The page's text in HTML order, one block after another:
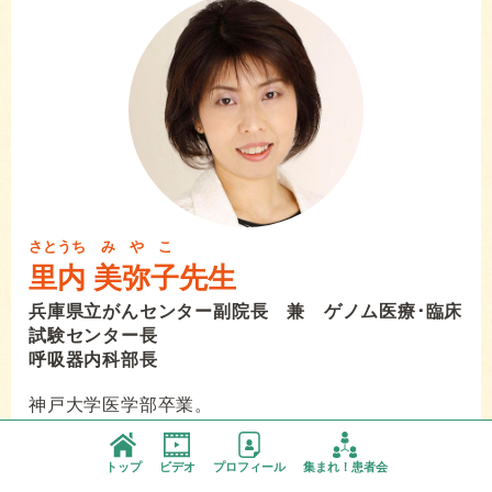
トップ ビデオ プロフィール 集まれ！患者会
里内
さとうち
美弥子
みやこ
先生
兵庫県立がんセンター副院長 兼 ゲノム医療･臨床
試験センター長
呼吸器内科部長
神戸大学医学部卒業。
当初は循環器内科を志すも、1995年兵庫県立成人病
センター（現兵庫県立がんセンター）呼吸器内科に